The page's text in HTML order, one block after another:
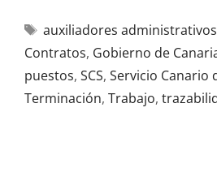
auxiliadores administrativos
Contratos, Gobierno de
puestos, SCS, Servicio Canario
Terminación, Trabajo,